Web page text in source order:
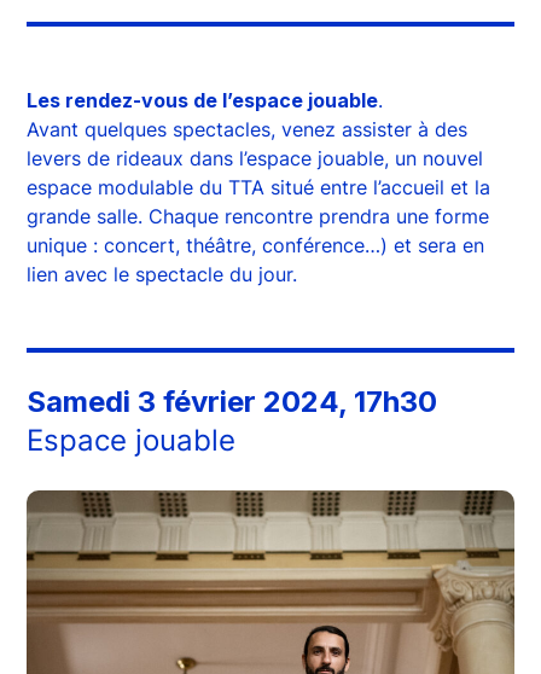
Les rendez-vous de l’espace jouable.
Avant quelques spectacles, venez assister à des
levers de rideaux dans l’espace jouable, un nouvel
espace modulable du TTA situé entre l’accueil et la
grande salle. Chaque rencontre prendra une forme
unique : concert, théâtre, conférence…) et sera en
lien avec le spectacle du jour.
Samedi 3 février 2024, 17h30
Espace jouable